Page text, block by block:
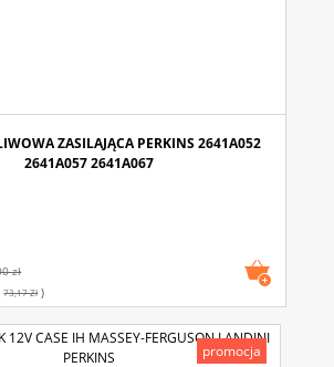
ZASILAJĄCA PERKINS 2641A052
2641A057 2641A067
zł
73,17 Zł)
promocja